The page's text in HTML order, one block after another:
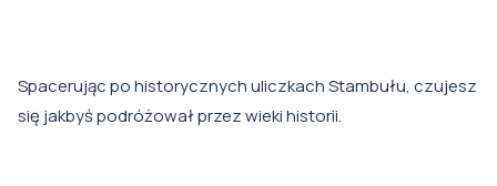
Spacerując po historycznych uliczkach Stambułu, czujesz
się jakbyś podróżował przez wieki historii.